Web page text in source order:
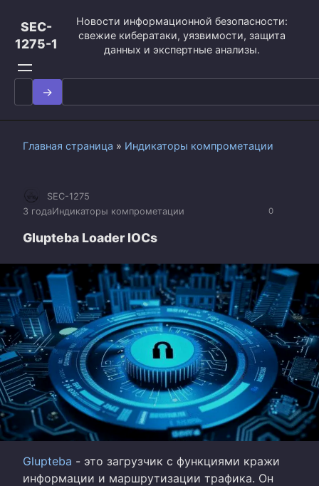
контенту
SEC-
1275-1
Новости информационной безопасности:
свежие кибератаки, уязвимости, защита
данных и экспертные анализы.
Search
for:
Главная страница » Индикаторы компрометации
0
SEC-1275
3 годаИндикаторы компрометации
Glupteba Loader IOCs
Glupteba - это загрузчик с функциями кражи
информации и маршрутизации трафика. Он